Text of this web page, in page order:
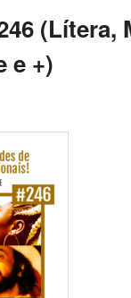
(Lítera,
e +)